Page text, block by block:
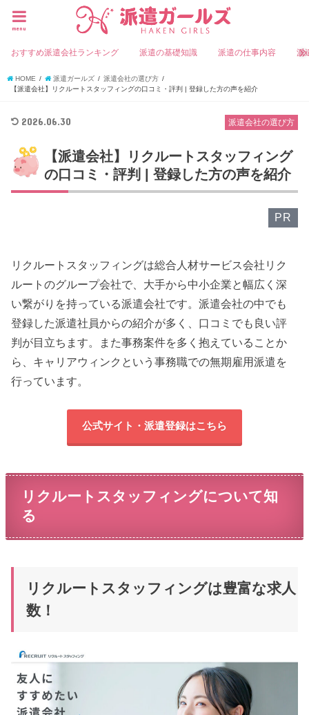
menu
おすすめ派遣会社ランキング 派遣の基礎知識 派遣の仕事内容 派
HOME 派遣ガールズ
派遣会社の選び方
【派遣会社】リクルートスタッフィングの口コミ・評判 | 登録した方の声を紹介
派遣会社の選び方
2026.06.30
【派遣会社】リクルートスタッフィング
の口コミ・評判 | 登録した方の声を紹介
PR
リクルートスタッフィングは総合人材サービス会社リク
ルートのグループ会社で、大手から中小企業と幅広く深
い繋がりを持っている派遣会社です。派遣会社の中でも
登録した派遣社員からの紹介が多く、口コミでも良い評
判が目立ちます。また事務案件を多く抱えていることか
ら、キャリアウィンクという事務職での無期雇用派遣を
行っています。
公式サイト・派遣登録はこちら
リクルートスタッフィングについて知
る
リクルートスタッフィングは豊富な求人
数！